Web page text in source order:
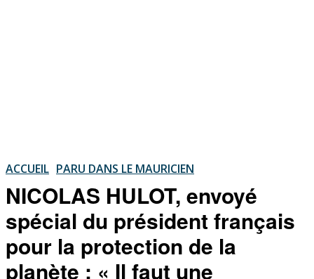
ACCUEIL PARU DANS LE MAURICIEN
NICOLAS HULOT, envoyé
spécial du président français
pour la protection de la
planète : « Il faut une